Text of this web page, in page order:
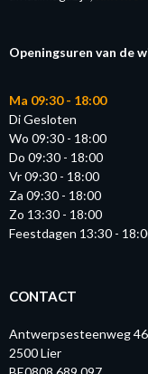
Openingsuren van de
Ma 09:30 - 18:00
Di Gesloten
Wo 09:30 - 18:00
Do 09:30 - 18:00
Vr 09:30 - 18:00
Za 09:30 - 18:00
Zo 13:30 - 18:00
Feestdagen 13:30 -
CONTACT
Antwerpsesteenweg
2500 Lier